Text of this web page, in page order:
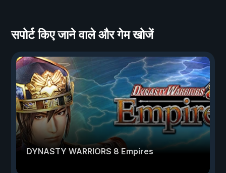
सपोर्ट किए जाने वाले और गेम खोजें
DYNASTY WARRIORS 8 Empires